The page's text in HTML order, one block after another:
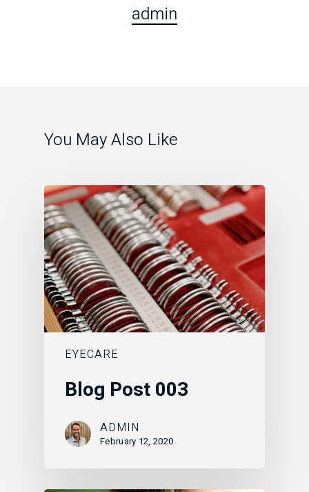
admin
You May Also Like
EYECARE
Blog Post 003
ADMIN
February 12, 2020